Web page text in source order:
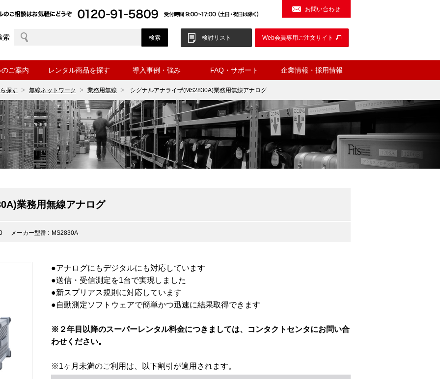
お問い合わせ
索 検討リスト Web会員専用ご注文サイト
ご案内 レンタル商品を探す 導入事例・強み FAQ・サポート 企業情報・採用情報
探す 無線ネットワーク 業務用無線 シグナルアナライザ(MS2830A)業務用無線アナログ
業務用無線アナログ
メーカー型番 : MS2830A
●アナログにもデジタルにも対応しています
●送信・受信測定を1台で実現しました
●新スプリアス規則に対応しています
●自動測定ソフトウェアで簡単かつ迅速に結果取得できます
※２年目以降のスーパーレンタル料金につきましては、コンタクトセンタにお問い合
わせください。
※1ヶ月未満のご利用は、以下割引が適用されます。